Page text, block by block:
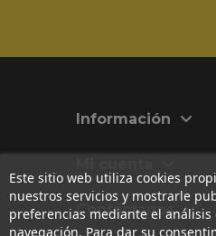
Información
Contáctanos
Este sitio web utiliza cookies
nuestros servicios y mostrarle
preferencias mediante el análisis
navegación. Para dar su